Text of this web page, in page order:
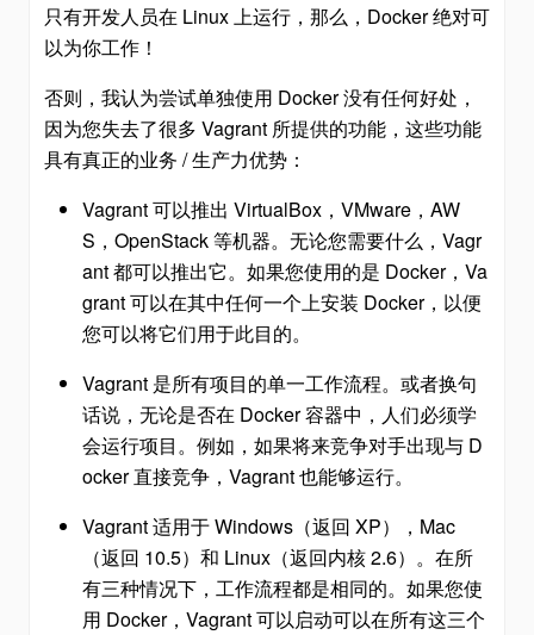
只有开发人员在 Linux 上运行，那么，Docker 绝对可
以为你工作！
否则，我认为尝试单独使用 Docker 没有任何好处，
因为您失去了很多 Vagrant 所提供的功能，这些功能
具有真正的业务 / 生产力优势：
Vagrant 可以推出 VirtualBox，VMware，AW
S，OpenStack 等机器。无论您需要什么，Vagr
ant 都可以推出它。如果您使用的是 Docker，Va
grant 可以在其​​中任何一个上安装 Docker，以便
您可以将它们用于此目的。
Vagrant 是所有项目的单一工作流程。或者换句
话说，无论是否在 Docker 容器中，人们必须学
会运行项目。例如，如果将来竞争对手出现与 D
ocker 直接竞争，Vagrant 也能够运行。
Vagrant 适用于 Windows（返回 XP），Mac
（返回 10.5）和 Linux（返回内核 2.6）。在所
有三种情况下，工作流程都是相同的。如果您使
用 Docker，Vagrant 可以启动可以在所有这三个